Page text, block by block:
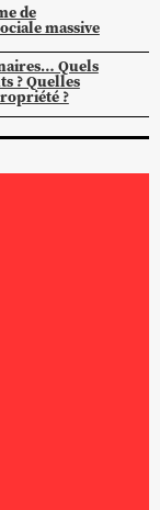
de
massive
Quels
? Quelles
?